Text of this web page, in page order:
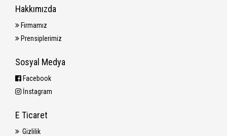
Hakkımızda
Firmamız
Prensiplerimiz
Sosyal Medya
Facebook
İnstagram
E Ticaret
Gizlilik